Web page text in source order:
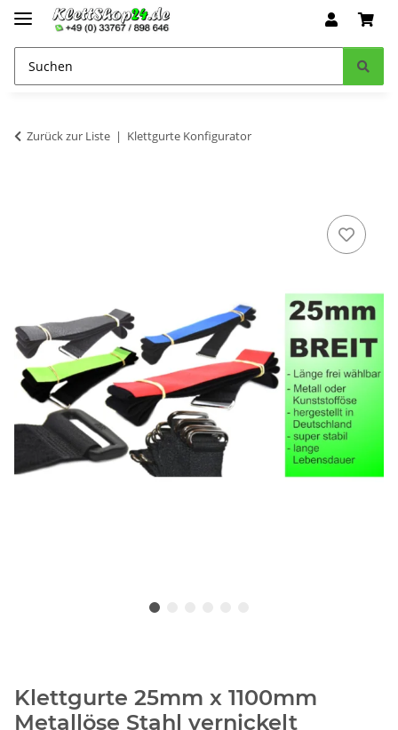
Zurück zur Liste Klettgurte Konfigurator
Klettgurte 25mm x 1100mm
Metallöse Stahl vernickelt